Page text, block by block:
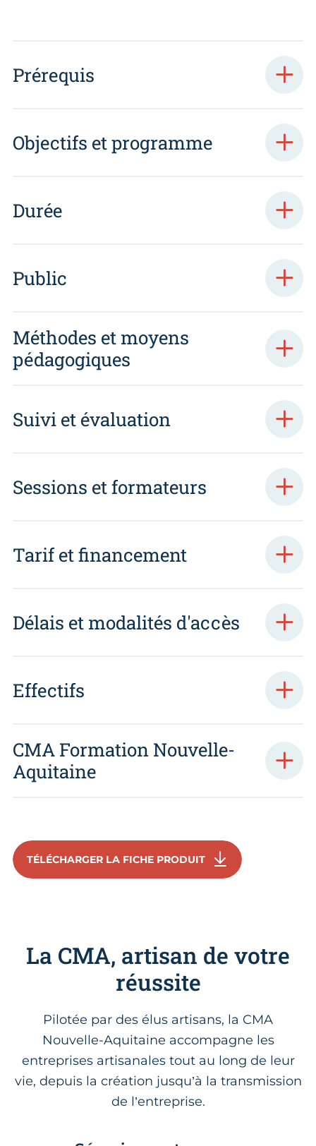
Prérequis
Objectifs et programme
Durée
Public
Méthodes et moyens
pédagogiques
Suivi et évaluation
Sessions et formateurs
Tarif et financement
Délais et modalités d'accès
Effectifs
CMA Formation Nouvelle-
Aquitaine
TÉLÉCHARGER LA FICHE PRODUIT
La CMA, artisan de votre
réussite
Pilotée par des élus artisans, la CMA
Nouvelle-Aquitaine accompagne les
entreprises artisanales tout au long de leur
vie, depuis la création jusqu’à la transmission
de l’entreprise.